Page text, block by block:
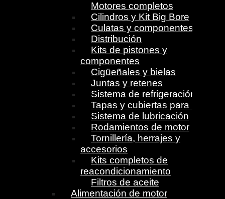
Motores completos
Cilindros y Kit Big Bore
Culatas y componentes
Distribución
Kits de pistones y
componentes
Cigüeñales y bielas
Juntas y retenes
Sistema de refrigeración
Tapas y cubiertas para motor
Sistema de lubricación
Rodamientos de motor
Tornillería, herrajes y
accesorios
Kits completos de
reacondicionamiento
Filtros de aceite
Alimentación de motor